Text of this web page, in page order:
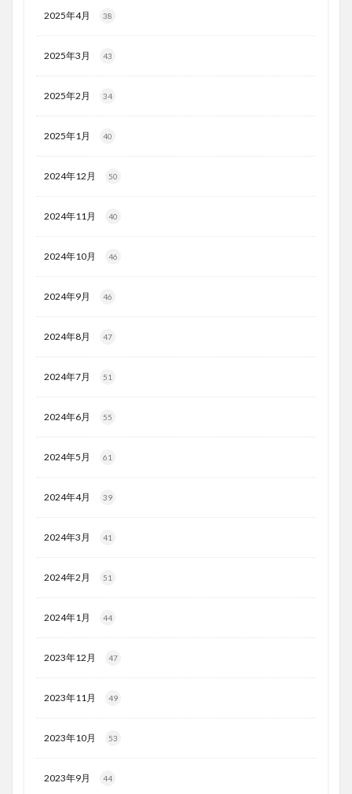
2025年4月 38
2025年3月 43
2025年2月 34
2025年1月 40
2024年12月 50
2024年11月 40
2024年10月 46
2024年9月 46
2024年8月 47
2024年7月 51
2024年6月 55
2024年5月 61
2024年4月 39
2024年3月 41
2024年2月 51
2024年1月 44
2023年12月 47
2023年11月 49
2023年10月 53
2023年9月 44